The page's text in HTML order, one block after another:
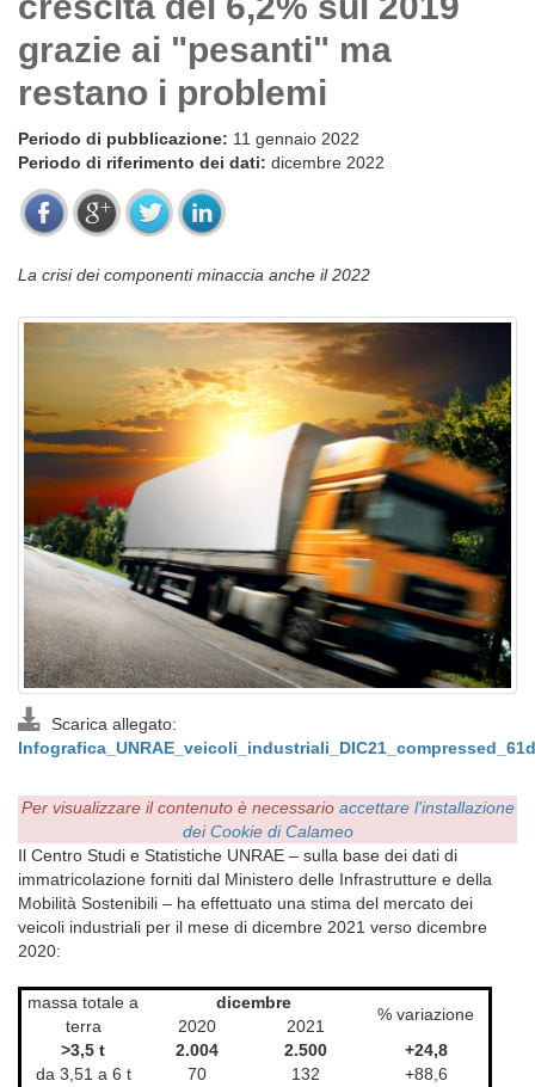
grazie ai "pesanti" ma
restano i problemi
Periodo di pubblicazione: 11 gennaio 2022
Periodo di riferimento dei dati: dicembre 2022
La crisi dei componenti minaccia anche il 2022
Scarica allegato:
Per visualizzare il contenuto è necessario accettare l'installazione
dei Cookie di Calameo
Il Centro Studi e Statistiche UNRAE – sulla base dei dati di
immatricolazione forniti dal Ministero delle Infrastrutture e della
Mobilità Sostenibili – ha effettuato una stima del mercato dei
veicoli industriali per il mese di dicembre 2021 verso dicembre
2020:
massa totale a
terra
dicembre
% variazione
2020
2021
>3,5 t
2.004 2.500
+24,8
da 3,51 a 6 t
70 132
+88,6